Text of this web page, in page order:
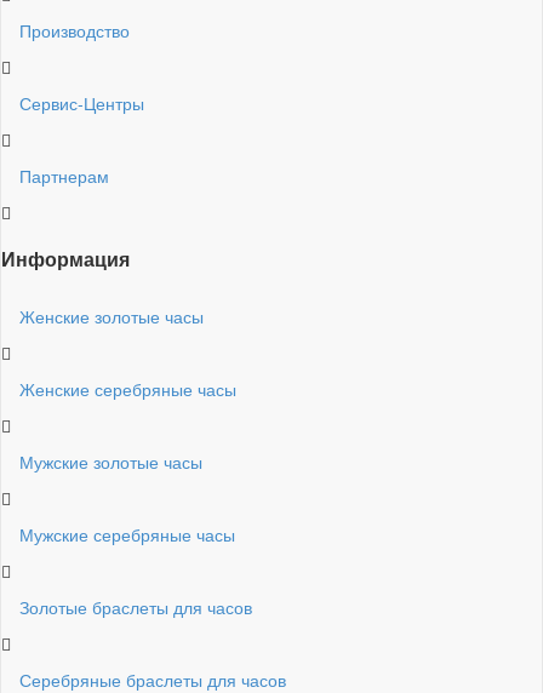
Производство
Сервис-Центры
Партнерам
Информация
Женские золотые часы
Женские серебряные часы
Мужские золотые часы
Мужские серебряные часы
Золотые браслеты для часов
Серебряные браслеты для часов